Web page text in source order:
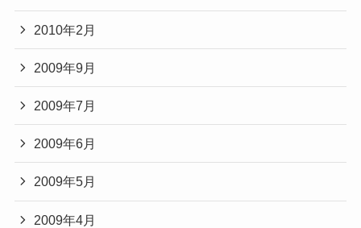
2010年2月
2009年9月
2009年7月
2009年6月
2009年5月
2009年4月